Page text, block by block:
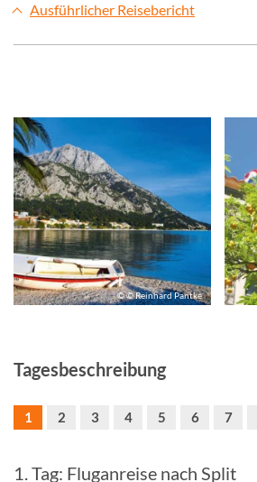
Ausführlicher Reisebericht
© © Reinhard Pantke
Tagesbeschreibung
1 2 3 4 5 6 7
1. Tag: Fluganreise nach Split